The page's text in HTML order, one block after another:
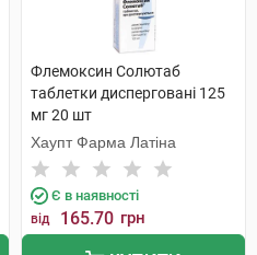
Флемоксин Солютаб
таблетки дисперговані 125
мг 20 шт
Хаупт Фарма Латіна
Є в наявності
від 165.70 грн